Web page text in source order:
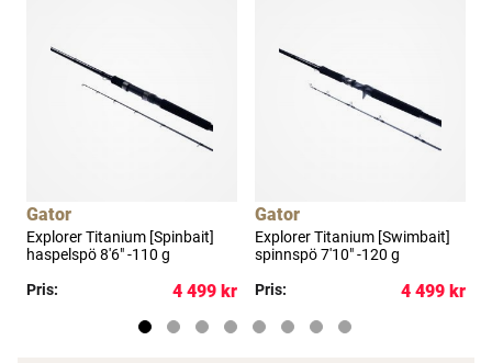
Läs mer här
Gator
Explorer Titanium [Spinbait]
haspelspö 8'6" -110 g
Pris:
4 499 kr
Gator
Explorer Titanium [Swimbait]
spinnspö 7'10" -120 g
Pris:
4 499 kr